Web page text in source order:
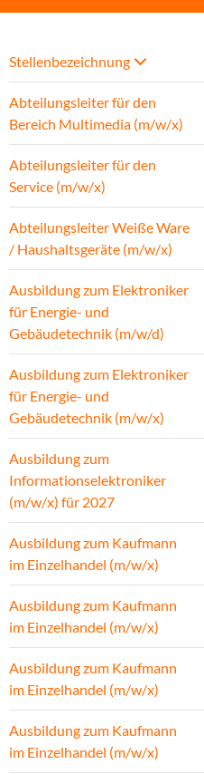
Stellenbezeichnung
Abteilungsleiter für den
Bereich Multimedia (m/w/x)
Abteilungsleiter für den
Service (m/w/x)
Abteilungsleiter Weiße Ware
/ Haushaltsgeräte (m/w/x)
Ausbildung zum Elektroniker
für Energie- und
Gebäudetechnik (m/w/d)
Ausbildung zum Elektroniker
für Energie- und
Gebäudetechnik (m/w/x)
Ausbildung zum
Informationselektroniker
(m/w/x) für 2027
Ausbildung zum Kaufmann
im Einzelhandel (m/w/x)
Ausbildung zum Kaufmann
im Einzelhandel (m/w/x)
Ausbildung zum Kaufmann
im Einzelhandel (m/w/x)
Ausbildung zum Kaufmann
im Einzelhandel (m/w/x)